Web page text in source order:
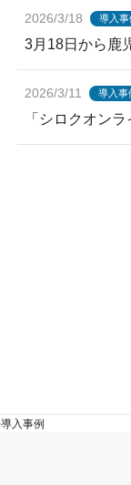
2026/3/18 導入事
3月18日から鹿
2026/3/11 導入事
「シロクオン
導入事例